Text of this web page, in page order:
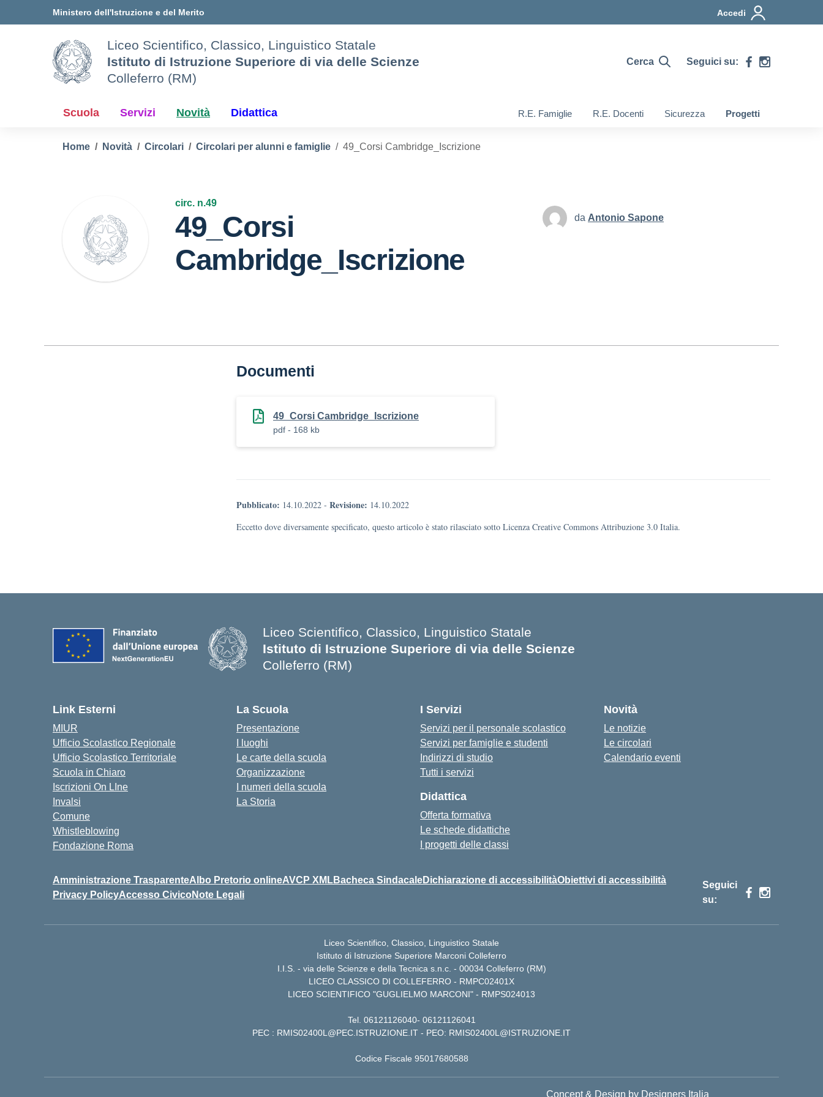
Ministero dell'Istruzione e del Merito Accedi
Liceo Scientifico, Classico, Linguistico Statale
Istituto di Istruzione Superiore di via delle Scienze
Colleferro (RM)
Cerca Seguici su:
Scuola Servizi Novità Didattica R.E. Famiglie R.E. Docenti Sicurezza Progetti
Home Novità Circolari Circolari per alunni e famiglie 49_Corsi Cambridge_Iscrizione
circ. n.49
49_Corsi
Cambridge_Iscrizione
da Antonio Sapone
Documenti
49_Corsi Cambridge_Iscrizione
pdf - 168 kb
Pubblicato: 14.10.2022 - Revisione: 14.10.2022
Eccetto dove diversamente specificato, questo articolo è stato rilasciato sotto Licenza Creative Commons Attribuzione 3.0 Italia.
Liceo Scientifico, Classico, Linguistico Statale
Istituto di Istruzione Superiore di via delle Scienze
Colleferro (RM)
Link Esterni
MIUR
Ufficio Scolastico Regionale
Ufficio Scolastico Territoriale
Scuola in Chiaro
Iscrizioni On LIne
Invalsi
Comune
Whistleblowing
Fondazione Roma
La Scuola
Presentazione
I luoghi
Le carte della scuola
Organizzazione
I numeri della scuola
La Storia
I Servizi
Servizi per il personale scolastico
Servizi per famiglie e studenti
Indirizzi di studio
Tutti i servizi
Didattica
Offerta formativa
Le schede didattiche
I progetti delle classi
Novità
Le notizie
Le circolari
Calendario eventi
Amministrazione TrasparenteAlbo Pretorio onlineAVCP XMLBacheca SindacaleDichiarazione di accessibilitàObiettivi di accessibilità
Privacy PolicyAccesso Civico Note Legali
Seguici
su:
Liceo Scientifico, Classico, Linguistico Statale
Istituto di Istruzione Superiore Marconi Colleferro
I.I.S. - via delle Scienze e della Tecnica s.n.c. - 00034 Colleferro (RM)
LICEO CLASSICO DI COLLEFERRO - RMPC02401X
LICEO SCIENTIFICO "GUGLIELMO MARCONI" - RMPS024013
Tel. 06121126040- 06121126041
PEC : RMIS02400L@PEC.ISTRUZIONE.IT - PEO: RMIS02400L@ISTRUZIONE.IT
Codice Fiscale 95017680588
Concept & Design by Designers Italia